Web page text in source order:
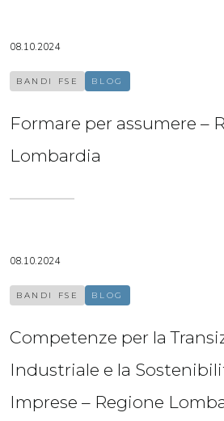
08.10.2024
BANDI FSE BLOG
Formare per assumere –
Lombardia
08.10.2024
BANDI FSE BLOG
Competenze per la
Industriale e la
Imprese – Regione